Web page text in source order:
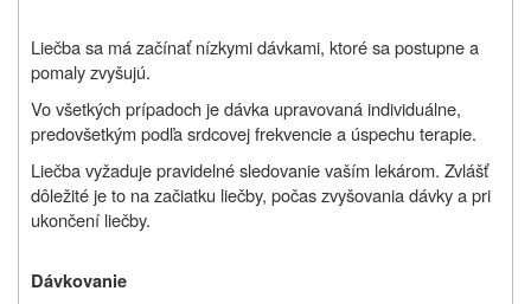
Liečba sa má začínať nízkymi dávkami, ktoré sa postupne a
pomaly zvyšujú.
Vo všetkých prípadoch je dávka upravovaná individuálne,
predovšetkým podľa srdcovej frekvencie a úspechu terapie.
Liečba vyžaduje pravidelné sledovanie vaším lekárom. Zvlášť
dôležité je to na začiatku liečby, počas zvyšovania dávky a pri
ukončení liečby.
Dávkovanie